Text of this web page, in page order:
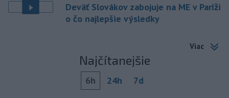
Deväť Slovákov zabojuje na ME v Paríži
o čo najlepšie výsledky
Viac
Najčítanejšie
6h 24h 7d